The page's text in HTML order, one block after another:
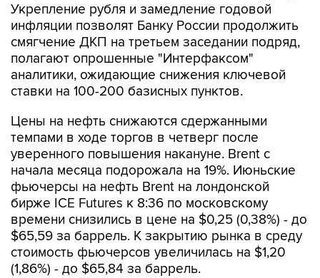
Укрепление рубля и замедление годовой
инфляции позволят Банку России продолжить
смягчение ДКП на третьем заседании подряд,
полагают опрошенные "Интерфаксом"
аналитики, ожидающие снижения ключевой
ставки на 100-200 базисных пунктов.
Цены на нефть снижаются сдержанными
темпами в ходе торгов в четверг после
уверенного повышения накануне. Brent с
начала месяца подорожала на 19%. Июньские
фьючерсы на нефть Brent на лондонской
бирже ICE Futures к 8:36 по московскому
времени снизились в цене на $0,25 (0,38%) - до
$65,59 за баррель. К закрытию рынка в среду
стоимость фьючерсов увеличилась на $1,20
(1,86%) - до $65,84 за баррель.